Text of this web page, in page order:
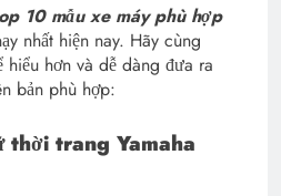
10 mẫu xe máy phù hợp
nhất hiện nay. Hãy cùng
hiểu hơn và dễ dàng đưa ra
bản phù hợp:
thời trang Yamaha